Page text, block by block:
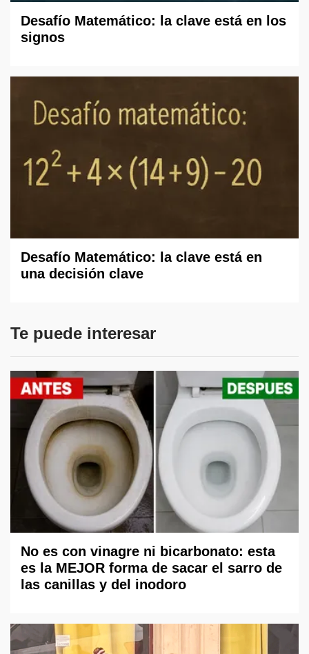
Desafío Matemático: la clave está en los
signos
Desafío Matemático: la clave está en
una decisión clave
Te puede interesar
No es con vinagre ni bicarbonato: esta
es la MEJOR forma de sacar el sarro de
las canillas y del inodoro